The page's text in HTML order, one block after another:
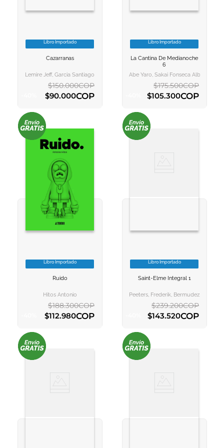
VER INFORMACION
Libro Importado
Cazarranas
Lemire Jeff, Garcia Santiago
$150.000COP
$90.000COP
AGREGAR AL CARRITO
VER INFORMACION
AGREGAR AL
Libro Importado
La Cantina De Medianoche
6
Abe Yaro, Sakai Fonseca Alberto
$175.500COP
$105.300COP
AGREGAR AL CARRITO
VER INFORMACION
Libro Importado
Ruido
Hitos Antonio
$188.300COP
$112.980COP
AGREGAR AL CARRITO
VER INFORMACION
Libro Importado
Saint-Elme Integral 1
Peeters, Frederik, Bermudez, Lucia
$239.200COP
$143.520COP
AGREGAR AL CARRITO